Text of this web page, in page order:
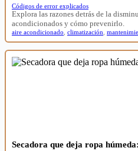
Códigos de error explicados
Explora las razones detrás de la
acondicionados y cómo prevenirlo.
aire acondicionado climatización
Secadora que deja ropa